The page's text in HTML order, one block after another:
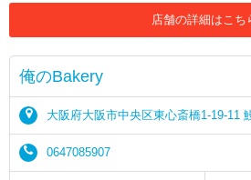
店舗の詳細はこち
俺のBakery
大阪府大阪市中央区東心斎橋1-19-11
0647085907